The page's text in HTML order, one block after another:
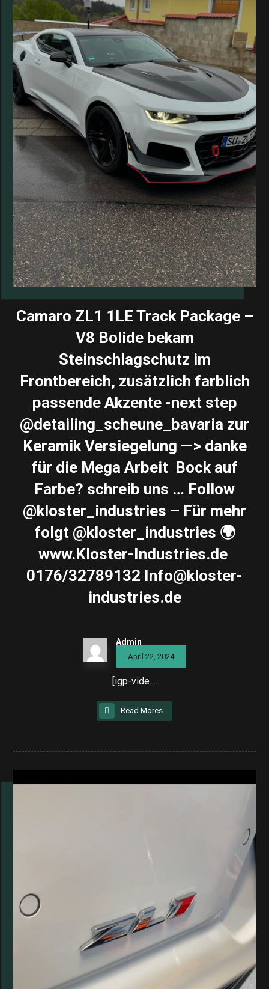
Camaro ZL1 1LE Track Package –
V8 Bolide bekam
Steinschlagschutz im
Frontbereich, zusätzlich farblich
passende Akzente -next step
@detailing_scheune_bavaria zur
Keramik Versiegelung —> danke
für die Mega Arbeit ️ Bock auf
Farbe? schreib uns … Follow
@kloster_industries – Für mehr
folgt @kloster_industries 🌍
www.Kloster-Industries.de ️
0176/32789132 Info@kloster-
industries.de
Admin
April 22, 2024
[igp-vide ...
Read Mores